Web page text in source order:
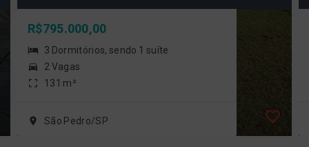
R$795.000,00
3 Dormitórios, sendo 1 suíte
2 Vagas
131 m²
São Pedro/SP